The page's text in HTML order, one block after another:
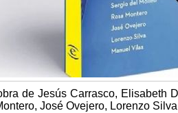
de Jesús Carrasco, Elisabeth
José Ovejero, Lorenzo